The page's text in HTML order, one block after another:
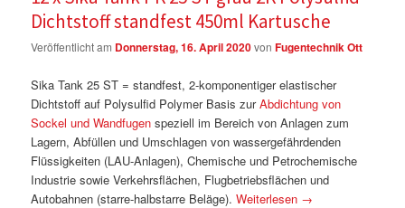
Dichtstoff standfest 450ml Kartusche
Veröffentlicht am Donnerstag, 16. April 2020vonFugentechnik Ott
Sika Tank 25 ST = standfest, 2-komponentiger elastischer
Dichtstoff auf Polysulfid Polymer Basis zurAbdichtung von
Sockel und Wandfugen speziell im Bereich von Anlagen zum
Lagern, Abfüllen und Umschlagen von wassergefährdenden
Flüssigkeiten (LAU-Anlagen), Chemische und Petrochemische
Industrie sowie Verkehrsflächen, Flugbetriebsflächen und
Autobahnen (starre-halbstarre Beläge).Weiterlesen →